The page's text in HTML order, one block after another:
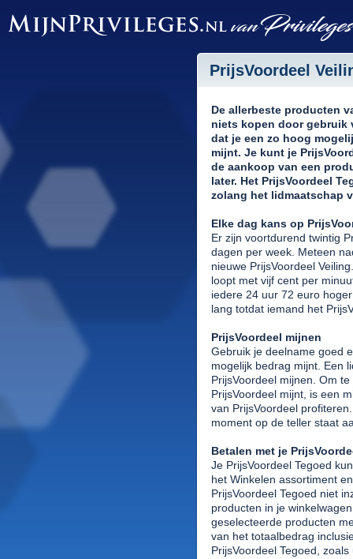
PrijsVoordeel
De allerbeste producten
niets kopen door gebruik
dat je een zo hoog
mijnt. Je kunt je
de aankoop van een
later. Het PrijsVoordeel
zolang het lidmaatschap
Elke dag kans op
Er zijn voortdurend twintig
dagen per week. Meteen
nieuwe PrijsVoordeel
loopt met vijf cent per
iedere 24 uur 72 euro
lang totdat iemand het
PrijsVoordeel mijnen
Gebruik je deelname goed
mogelijk bedrag mijnt. Een
PrijsVoordeel mijnen. Om
PrijsVoordeel mijnt, is een
van PrijsVoordeel
moment op de teller staat
Betalen met je
Je PrijsVoordeel Tegoed
het Winkelen assortiment
PrijsVoordeel Tegoed niet
producten in je
geselecteerde producten
van het totaalbedrag
PrijsVoordeel Tegoed,